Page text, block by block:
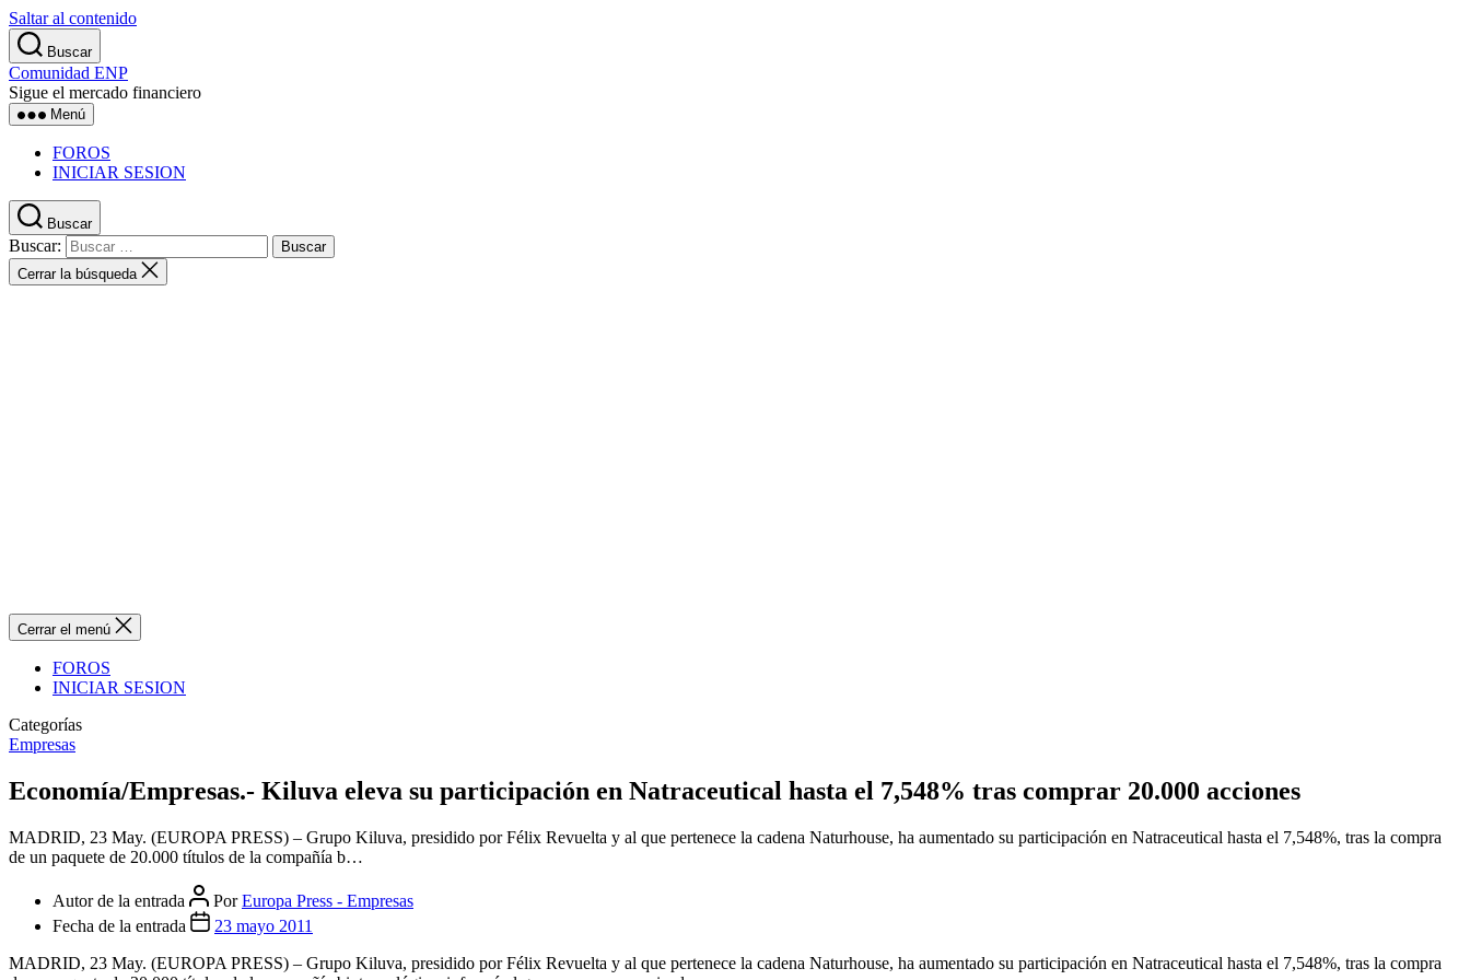
Saltar al contenido
Buscar
Comunidad ENP
Sigue el mercado financiero
Menú
FOROS
INICIAR SESION
Buscar
Buscar:
Cerrar la búsqueda
Cerrar el menú
FOROS
INICIAR SESION
Categorías
Empresas
Economía/Empresas.- Kiluva eleva su participación en Natraceutical hasta el 7,548% tras comprar 20.000 acciones
MADRID, 23 May. (EUROPA PRESS) – Grupo Kiluva, presidido por Félix Revuelta y al que pertenece la cadena Naturhouse, ha aumentado su participación en Natraceutical hasta el 7,548%, tras la compra
de un paquete de 20.000 títulos de la compañía b…
Autor de la entrada PorEuropa Press - Empresas
Fecha de la entrada
23 mayo 2011
MADRID, 23 May. (EUROPA PRESS) – Grupo Kiluva, presidido por Félix Revuelta y al que pertenece la cadena Naturhouse, ha aumentado su participación en Natraceutical hasta el 7,548%, tras la compra